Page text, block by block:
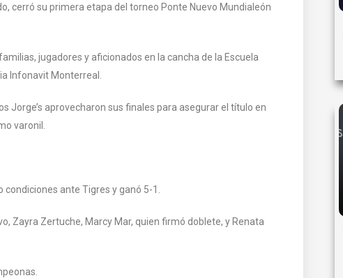
cerró su primera etapa del torneo Ponte Nuevo Mundialeón
jugadores y aficionados en la cancha de la Escuela
Infonavit Monterreal.
Jorge’s aprovecharon sus finales para asegurar el título en
varonil.
ante Tigres y ganó 5-1.
Zayra Zertuche, Marcy Mar, quien firmó doblete, y Renata